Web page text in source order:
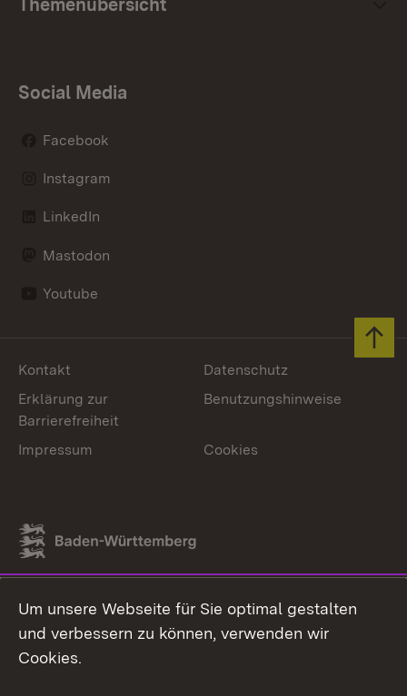
Themenübersicht
Social Media
Facebook
Instagram
LinkedIn
Mastodon
Youtube
Link zum Landesportal
Kontakt
Datenschutz
Erklärung zur
Barrierefreiheit
Benutzungshinweise
Impressum Cookies
Um unsere Webseite für Sie optimal gestalten
und verbessern zu können, verwenden wir
Cookies.